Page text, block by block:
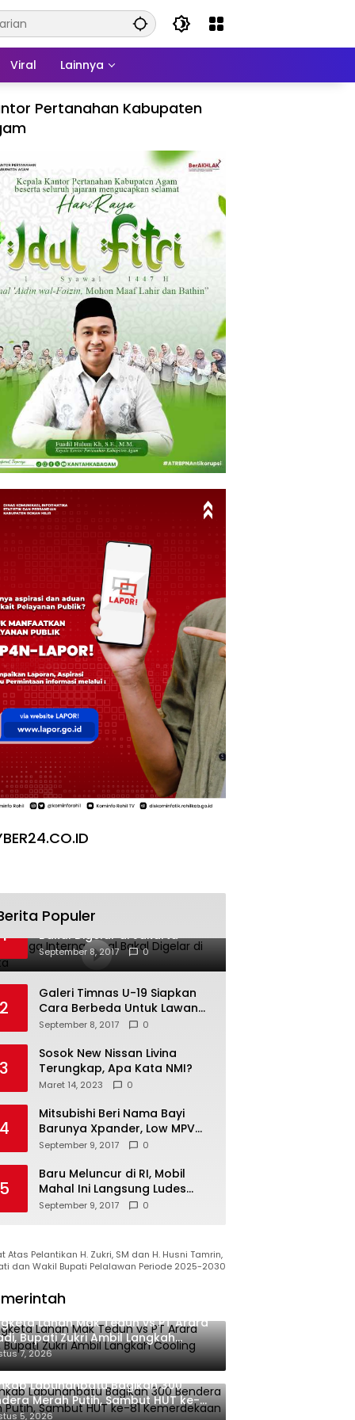
Viral Lainnya
Pertanahan Kabupaten
Populer
1
Pesta Yoga Internasional
Bakal Digelar di Jakarta
September 8, 2017 0
2
Galeri Timnas U-19 Siapkan
Cara Berbeda Untuk Lawan
Vietnam
September 8, 2017 0
3
Sosok New Nissan Livina
Terungkap, Apa Kata NMI?
Maret 14, 2023 0
4
Mitsubishi Beri Nama Bayi
Barunya Xpander, Low MPV
Pesaing Avanza cs
September 9, 2017 0
5
Baru Meluncur di RI, Mobil
Mahal Ini Langsung Ludes
Terjual
September 9, 2017 0
Atas Pelantikan H. Zukri, SM dan H. Husni Tamrin,
dan Wakil Bupati Pelalawan Periode 2025-2030
Lahan Mak Teduh vs PT Arara
Bupati Zukri Ambil Langkah
Down
7, 2026
Labuhanbatu Bagikan 300
Merah Putih, Sambut HUT ke-81
RI
5, 2026